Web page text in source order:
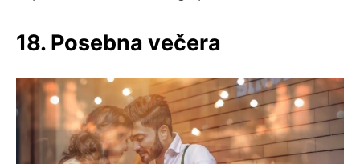
18. Posebna večera